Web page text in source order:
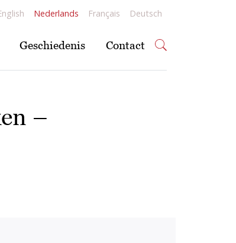
Nederlands Français Deutsch
Geschiedenis Contact
–